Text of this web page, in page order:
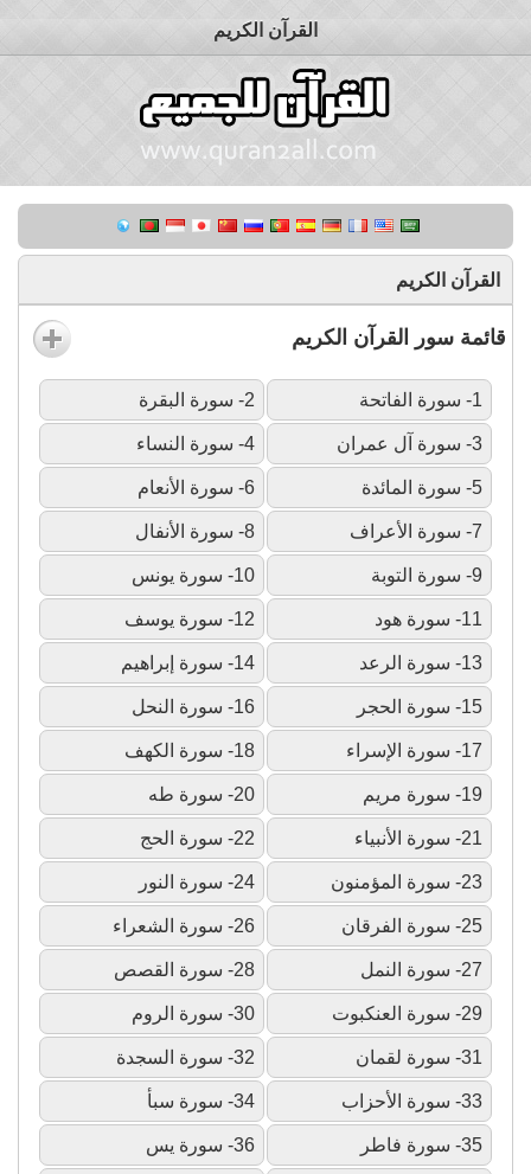
القرآن الكريم
القرآن الكريم
قائمة سور القرآن الكريم
1- سورة الفاتحة 2- سورة البقرة
3- سورة آل عمران 4- سورة النساء
5- سورة المائدة 6- سورة الأنعام
7- سورة الأعراف 8- سورة الأنفال
9- سورة التوبة 10- سورة يونس
11- سورة هود 12- سورة يوسف
13- سورة الرعد 14- سورة إبراهيم
15- سورة الحجر 16- سورة النحل
17- سورة الإسراء 18- سورة الكهف
19- سورة مريم 20- سورة طه
21- سورة الأنبياء 22- سورة الحج
23- سورة المؤمنون 24- سورة النور
25- سورة الفرقان 26- سورة الشعراء
27- سورة النمل 28- سورة القصص
29- سورة العنكبوت 30- سورة الروم
31- سورة لقمان 32- سورة السجدة
33- سورة الأحزاب 34- سورة سبأ
35- سورة فاطر 36- سورة يس